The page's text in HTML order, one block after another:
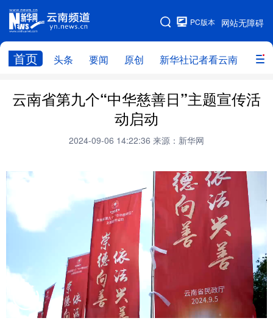
网站无障碍
PC版本
首页 头条 要闻 原创 新华社记者看云南 政务
网站地图
头条 云南要闻 本网原创
政务
云南省领导报道集
教育
图片
经济 服务 云南故事
趣看文物
云南省第九个“中华慈善日”主题宣传活
动启动
2024-09-06 14:22:36 来源：新华网